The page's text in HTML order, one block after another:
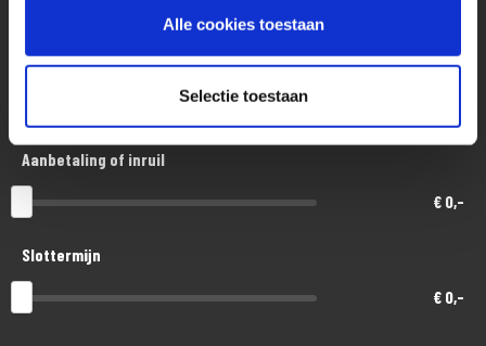
Alle cookies toestaan
Selectie toestaan
Looptijd in maanden
Aanbetaling of inruil
€ 0,-
Slottermijn
€ 0,-